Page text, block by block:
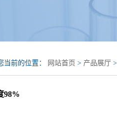
当前的位置： 网站首页 > 产品展厅 >
98%